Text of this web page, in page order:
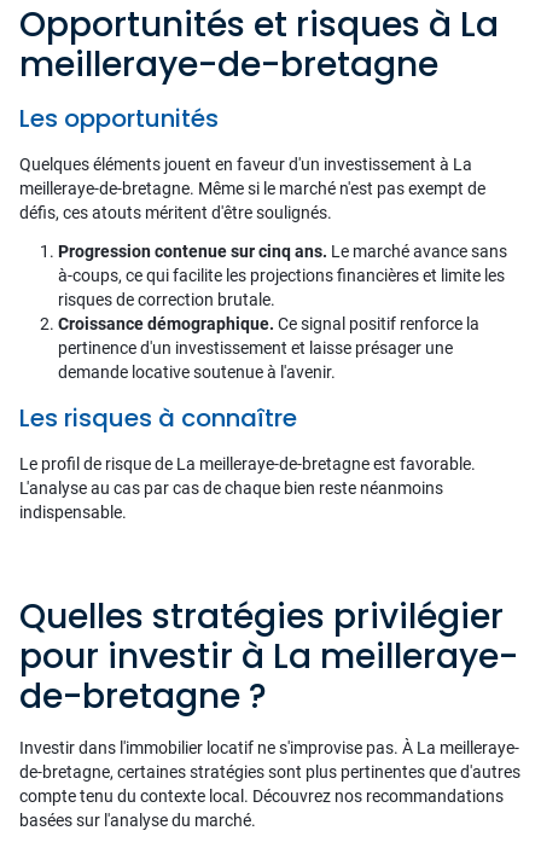
Opportunités et risques à La
meilleraye-de-bretagne
Les opportunités
Quelques éléments jouent en faveur d'un investissement à La
meilleraye-de-bretagne. Même si le marché n'est pas exempt de
défis, ces atouts méritent d'être soulignés.
Progression contenue sur cinq ans. Le marché avance sans
à-coups, ce qui facilite les projections financières et limite les
risques de correction brutale.
Croissance démographique. Ce signal positif renforce la
pertinence d'un investissement et laisse présager une
demande locative soutenue à l'avenir.
Les risques à connaître
Le profil de risque de La meilleraye-de-bretagne est favorable.
L'analyse au cas par cas de chaque bien reste néanmoins
indispensable.
Quelles stratégies privilégier
pour investir à La meilleraye-
de-bretagne ?
Investir dans l'immobilier locatif ne s'improvise pas. À La meilleraye-
de-bretagne, certaines stratégies sont plus pertinentes que d'autres
compte tenu du contexte local. Découvrez nos recommandations
basées sur l'analyse du marché.